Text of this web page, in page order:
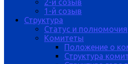
2-й созыв
1-й созыв
Структура
Статус и полномочия
Комитеты
Положение о
Структура